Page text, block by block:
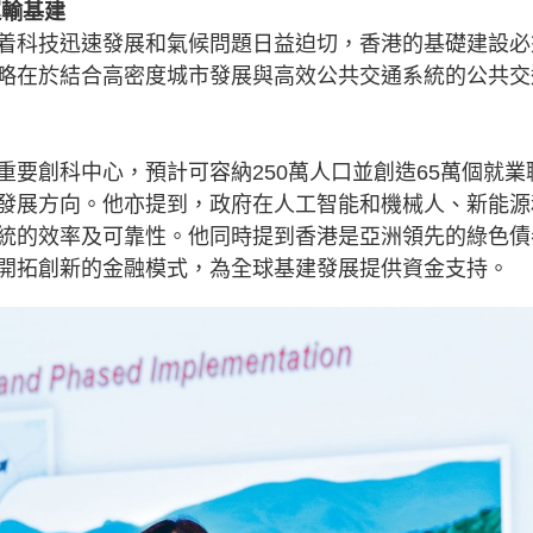
基建
科技迅速發展和氣候問題日益迫切，香港的基礎建設
在於結合高密度城市發展與高效公共交通系統的公共
要創科中心，預計可容納250萬人口並創造65萬個就業
展方向。他亦提到，政府在人工智能和機械人、新能源
的效率及可靠性。他同時提到香港是亞洲領先的綠色
創新的金融模式，為全球基建發展提供資金支持。